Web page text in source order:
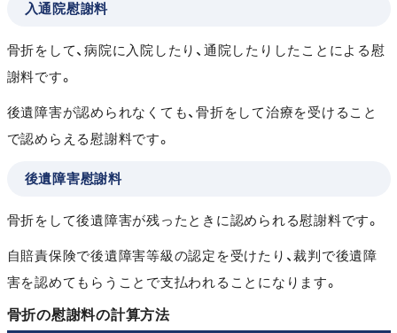
入通院慰謝料
骨折をして、病院に入院したり、通院したりしたことによる慰
謝料です。
後遺障害が認められなくても、骨折をして治療を受けること
で認めらえる慰謝料です。
後遺障害慰謝料
骨折をして後遺障害が残ったときに認められる慰謝料です。
自賠責保険で後遺障害等級の認定を受けたり、裁判で後遺障
害を認めてもらうことで支払われることになります。
骨折の慰謝料の計算方法